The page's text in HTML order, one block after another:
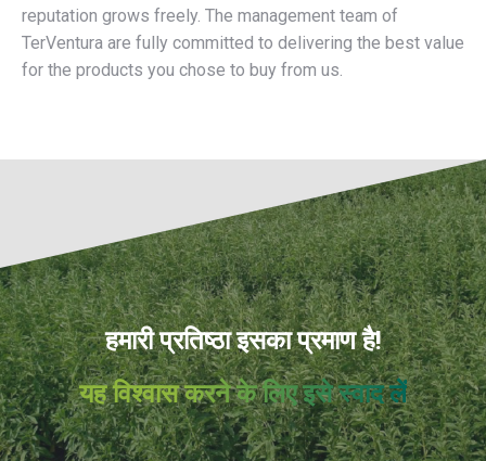
reputation grows freely. The management team of
TerVentura are fully committed to delivering the best value
for the products you chose to buy from us.
हमारी प्रतिष्ठा इसका प्रमाण है!
यह विश्वास करने के लिए इसे स्वाद लें